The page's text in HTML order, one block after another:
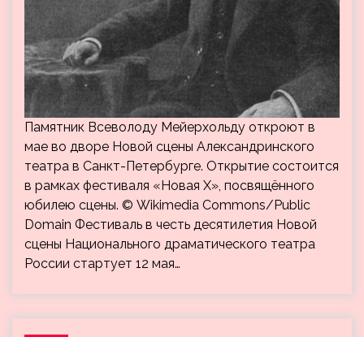
Памятник Всеволоду Мейерхольду откроют в
мае во дворе Новой сцены Александринского
театра в Санкт-Петербурге. Открытие состоится
в рамках фестиваля «Новая Х», посвящённого
юбилею сцены. © Wikimedia Commons/Public
Domain Фестиваль в честь десятилетия Новой
сцены Национального драматического театра
России стартует 12 мая…